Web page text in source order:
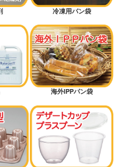
冷凍用パン袋
海外IPPパン袋